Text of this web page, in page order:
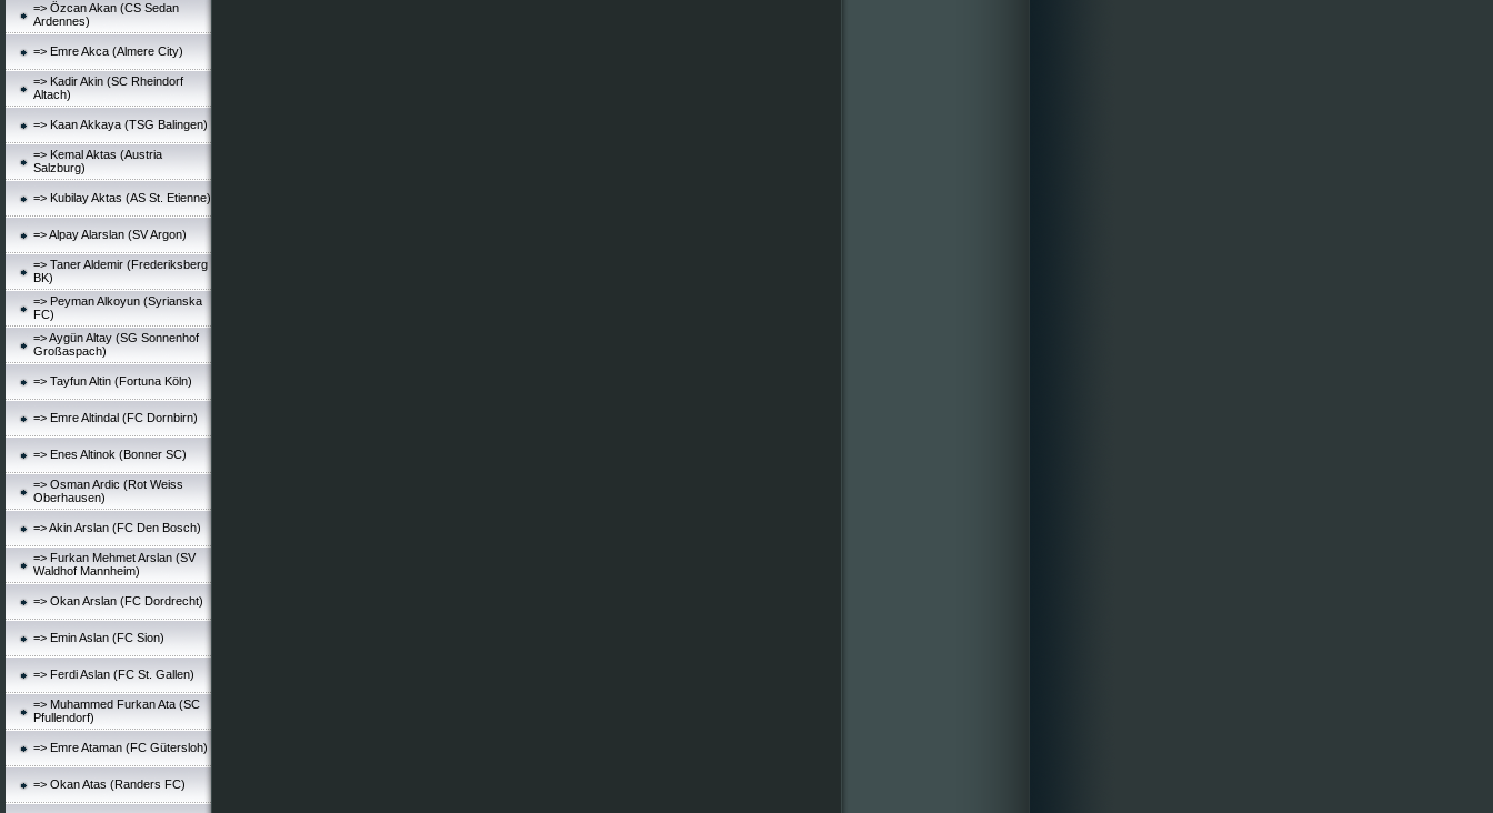
=> Özcan Akan (CS Sedan
Ardennes)
=> Emre Akca (Almere City)
=> Kadir Akin (SC Rheindorf
Altach)
=> Kaan Akkaya (TSG Balingen)
=> Kemal Aktas (Austria
Salzburg)
=> Kubilay Aktas (AS St. Etienne)
=> Alpay Alarslan (SV Argon)
=> Taner Aldemir (Frederiksberg
BK)
=> Peyman Alkoyun (Syrianska
FC)
=> Aygün Altay (SG Sonnenhof
Großaspach)
=> Tayfun Altin (Fortuna Köln)
=> Emre Altindal (FC Dornbirn)
=> Enes Altinok (Bonner SC)
=> Osman Ardic (Rot Weiss
Oberhausen)
=> Akin Arslan (FC Den Bosch)
=> Furkan Mehmet Arslan (SV
Waldhof Mannheim)
=> Okan Arslan (FC Dordrecht)
=> Emin Aslan (FC Sion)
=> Ferdi Aslan (FC St. Gallen)
=> Muhammed Furkan Ata (SC
Pfullendorf)
=> Emre Ataman (FC Gütersloh)
=> Okan Atas (Randers FC)